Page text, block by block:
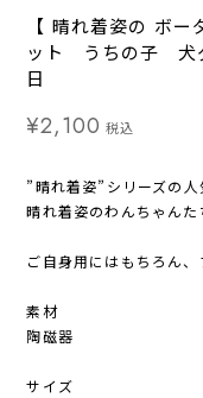
【 晴れ着姿の ボ
ット うちの子 犬
日
¥2,100 税込
”晴れ着姿”シリーズの
晴れ着姿のわんちゃん
ご自身用にはもちろん
素材
陶磁器
サイズ